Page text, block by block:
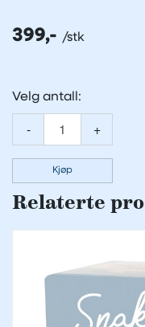
399,-
Velg antall:
- +
Kjøp
Relaterte